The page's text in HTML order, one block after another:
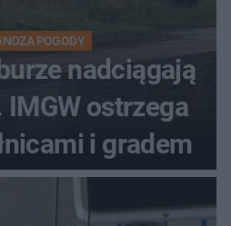
POGODY
nadciągają
IMGW ostrzega
i gradem